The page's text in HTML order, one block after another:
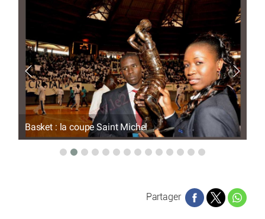
Basket : la coupe Saint Michel
Partager